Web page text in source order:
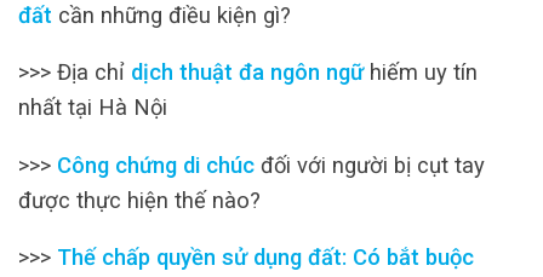
đất cần những điều kiện gì?
>>> Địa chỉ dịch thuật đa ngôn ngữhiếm uy tín
nhất tại Hà Nội
>>> Công chứng di chúc đối với người bị cụt tay
được thực hiện thế nào?
>>> Thế chấp quyền sử dụng đất: Có bắt buộc